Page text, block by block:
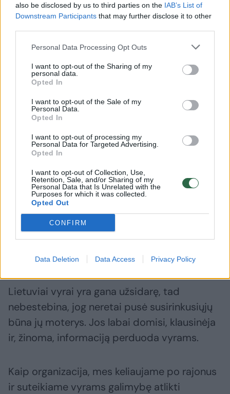
also be disclosed by us to third parties on the IAB’s List of
Downstream Participants that may further disclose it to other
Personal Data Processing Opt Outs
I want to opt-out of the Sharing of my
personal data.
Opted In
I want to opt-out of the Sale of my
Personal Data.
Opted In
I want to opt-out of processing my
Personal Data for Targeted Advertising.
Opted In
I want to opt-out of Collection, Use,
Retention, Sale, and/or Sharing of my
Personal Data that Is Unrelated with the
Purposes for which it was collected.
Opted Out
CONFIRM
Data Deletion Data Access Privacy Policy
šlapimo nelaikymą. Kaip padrąsinti,
paprotinti vyrus, kad jie ryžtųsi laiku
– Žinote, yra tokia patarlė: „Nepaklausi –
neatsakys, nesibelsi – neatidarys“. Tą ir reikia
daryti. Dar pastebiu tendenciją, jog į
susitikimus pasikalbėti apie vyrų sveikatą
ateina ir moterys. Tad jų vaidmuo yra itin
svarbus. Gi moterys labai jaučia vyrų
įtakos turi ir tokie klausimai kaip erekcijos ar
šlapinimosi sutrikimai. Liūdna, tačiau tokios
ligos kaip prostatos vėžys, pasitaiko,
priverčia vyrus net ranką prieš save pakelti,
todėl labai svarbus tampa aplinkos
palaikymas.
Lietuviai vyrai yra gana užsidarę, tad
nebestebina, jog neretai pusė susirinkusiųjų
būna jų moterys. Jos labai domisi, klausinėja
ir, žinoma, informaciją perduoda vyrams.
Kaip organizacija, mes keliaujame po rajonus
ir suteikiame vyrams galimybę atlikti